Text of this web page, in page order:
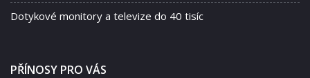
Dotykové monitory a televize do 40 tisíc
PŘÍNOSY PRO VÁS